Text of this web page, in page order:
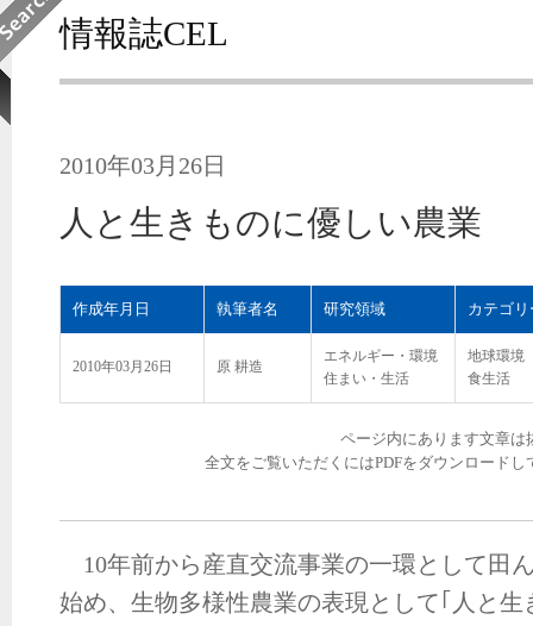
情報誌CEL
2010年03月26日
人と生きものに優しい農業
作成年月日 執筆者名 研究領域 カテゴリ
2010年03月26日 原 耕造
エネルギー・環境
住まい・生活
地球環境
食生活
ページ内にあります文章は
全文をご覧いただくにはPDFをダウンロードし
10年前から産直交流事業の一環として田
始め、生物多様性農業の表現として｢人と